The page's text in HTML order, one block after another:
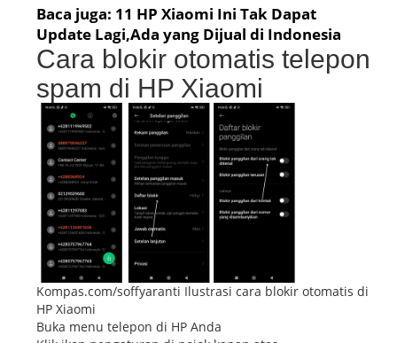
Baca juga: 11 HP Xiaomi Ini Tak Dapat
Update Lagi,Ada yang Dijual di Indonesia
Cara blokir otomatis telepon
spam di HP Xiaomi
Kompas.com/soffyaranti Ilustrasi cara blokir otomatis di
HP Xiaomi
Buka menu telepon di HP Anda